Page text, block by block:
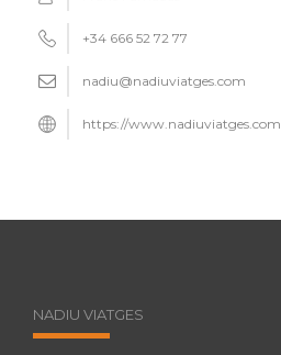
+34 666 52 72 77
nadiu@nadiuviatges.com
https://www.nadiuviatges.com
NADIU VIATGES